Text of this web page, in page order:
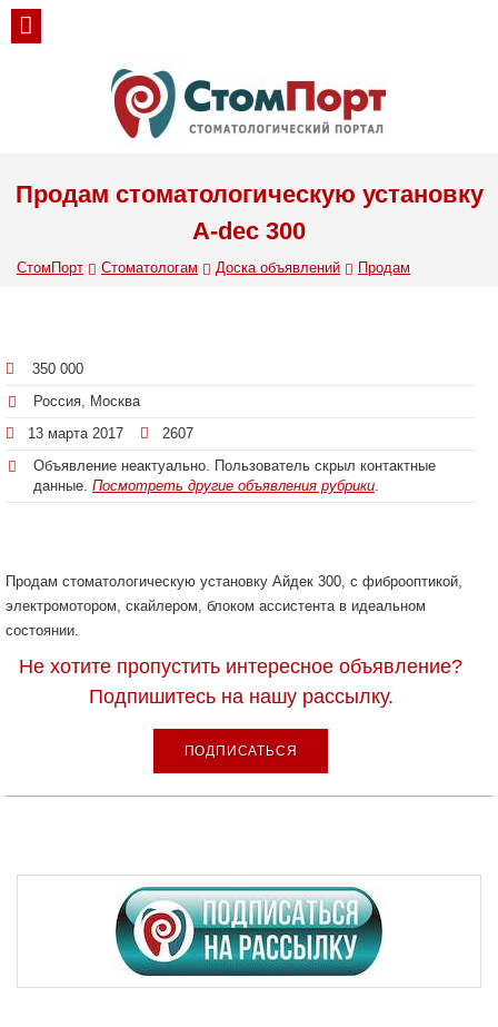
Продам стоматологическую установку
A-dec 300
СтомПорт Стоматологам Доска объявлений Продам
350 000
Россия, Москва
13 марта 2017
2607
Объявление неактуально. Пользователь скрыл контактные
данные. Посмотреть другие объявления рубрики.
Продам стоматологическую установку Айдек 300, с фиброоптикой,
электромотором, скайлером, блоком ассистента в идеальном
состоянии.
Не хотите пропустить интересное объявление?
Подпишитесь на нашу рассылку.
ПОДПИСАТЬСЯ